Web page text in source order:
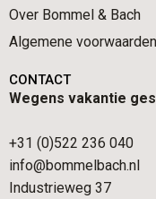
Over Bommel & Bach
Algemene voorwaarden
CONTACT
Wegens vakantie
+31 (0)522 236 040
info@bommelbach.nl
Industrieweg 37